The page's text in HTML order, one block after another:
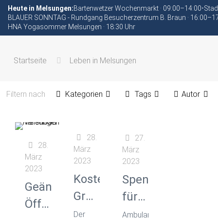
Heute in Melsungen:Bartenwetzer Wochenmarkt · 09:00–14:00•
BLAUER SONNTAG - Rundgang Besucherzentrum B. Braun ·
HNA Yogasommer Melsungen · 18:30 Uhr
Startseite Leben in Melsungen
Filtern nach Kategorien Tags Autor
28.
März
2023
Geänderte
Öffnungszeiten
28.
März
2023
Kostenlose
Grundlagenschulung
für
Der
27.
März
2023
Spende
für
erfüllte
Ambulanter